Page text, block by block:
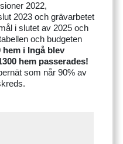
2022,
2023 och grävarbetet
i slutet av 2025 och
och budgeten
i Ingå blev
hem passerades!
som når 90% av